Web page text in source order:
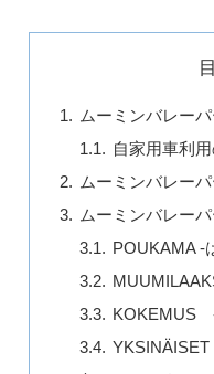
ムーミンバレー
自家用車利
ムーミンバレー
ムーミンバレー
POUKAMA -
KOKEMUS